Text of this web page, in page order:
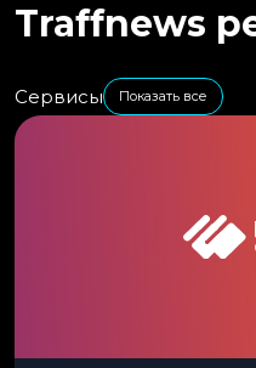
Traffnews
Сервисы Показать все